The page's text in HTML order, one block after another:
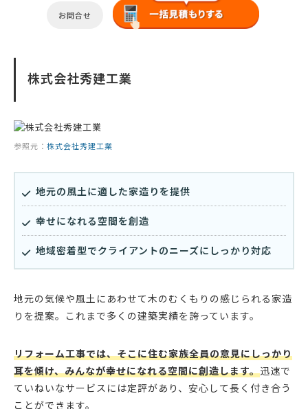
お問合せ
株式会社秀建工業
参照元： 株式会社秀建工業
地元の風土に適した家造りを提供
幸せになれる空間を創造
地域密着型でクライアントのニーズにしっかり対応
地元の気候や風土にあわせて木のむくもりの感じられる家造
りを提案。これまで多くの建築実績を誇っています。
リフォーム工事では、そこに住む家族全員の意見にしっかり
耳を傾け、みんなが幸せになれる空間に創造します。迅速で
ていねいなサービスには定評があり、安心して長く付き合う
ことができます。